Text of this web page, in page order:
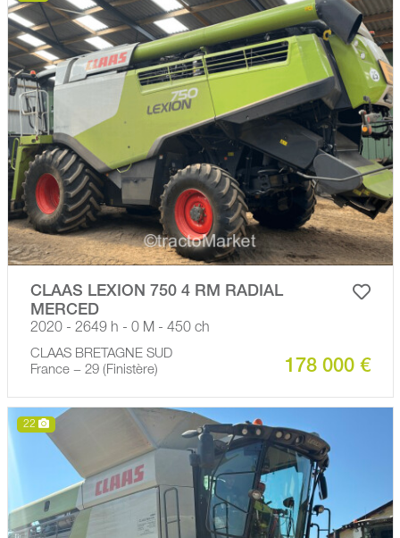
CLAAS LEXION 750 4 RM RADIAL
MERCED
2020 - 2649 h - 0 M - 450 ch
CLAAS BRETAGNE SUD
France − 29 (Finistère)
178 000 €
22